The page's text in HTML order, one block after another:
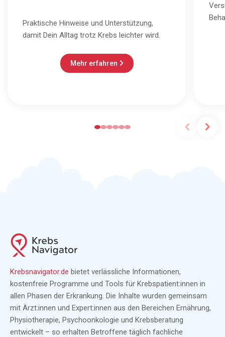
Praktische Hinweise und Unterstützung,
damit Dein Alltag trotz Krebs leichter wird.
Mehr erfahren 
Krebsnavigator.de bietet verlässliche Informationen,
kostenfreie Programme und Tools für Krebspatient:innen in
allen Phasen der Erkrankung. Die Inhalte wurden gemeinsam
mit Ärzt:innen und Expert:innen aus den Bereichen Ernährung,
Physiotherapie, Psychoonkologie und Krebsberatung
entwickelt – so erhalten Betroffene täglich fachliche